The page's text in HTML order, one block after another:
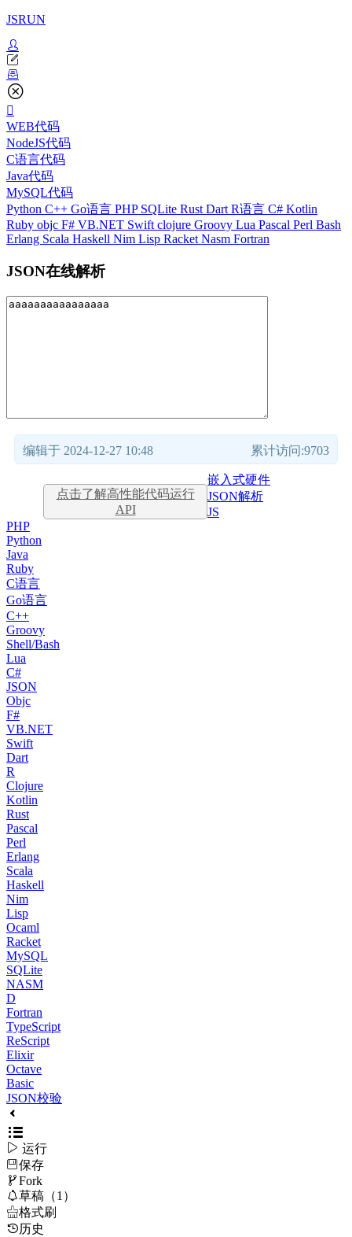
JSRUN
WEB代码
NodeJS代码
C语言代码
Java代码
MySQL代码
Python C++ Go语言 PHP SQLite Rust Dart R语言 C# Kotlin
Ruby objc F# VB.NET Swift clojure Groovy Lua Pascal Perl Bash
Erlang Scala Haskell Nim Lisp Racket Nasm Fortran
JSON在线解析
编辑于 2024-12-27 10:48 累计访问:9703
点击了解高性能代码运行
API
嵌入式硬件
JSON解析
JS
PHP
Python
Java
Ruby
C语言
Go语言
C++
Groovy
Shell/Bash
Lua
C#
JSON
Objc
F#
VB.NET
Swift
Dart
R
Clojure
Kotlin
Rust
Pascal
Perl
Erlang
Scala
Haskell
Nim
Lisp
Ocaml
Racket
MySQL
SQLite
NASM
D
Fortran
TypeScript
ReScript
Elixir
Octave
Basic
JSON校验
 运行
保存
Fork
草稿（1）
格式刷
历史